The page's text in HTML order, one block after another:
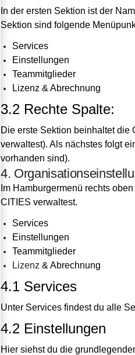
In der ersten Sektion ist der
Sektion sind folgende
Services
Einstellungen
Teammitglieder
Lizenz & Abrechnung
3.2 Rechte Spalte:
Die erste Sektion beinhaltet die
verwaltest). Als nächstes folgt
vorhanden sind).
4.
Im Hamburgermenü rechts
CITIES verwaltest.
Services
Einstellungen
Teammitglieder
Lizenz & Abrechnung
4.1 Services
Unter Services findest du alle
4.2 Einstellungen
Hier siehst du die